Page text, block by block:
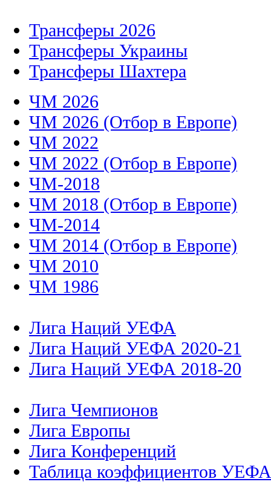
Трансферы 2026
Трансферы Украины
Трансферы Шахтера
ЧМ 2026
ЧМ 2026 (Отбор в Европе)
ЧМ 2022
ЧМ 2022 (Отбор в Европе)
ЧМ-2018
ЧМ 2018 (Отбор в Европе)
ЧМ-2014
ЧМ 2014 (Отбор в Европе)
ЧМ 2010
ЧМ 1986
Лига Наций УЕФА
Лига Наций УЕФА 2020-21
Лига Наций УЕФА 2018-20
Лига Чемпионов
Лига Европы
Лига Конференций
Таблица коэффициентов УЕФА